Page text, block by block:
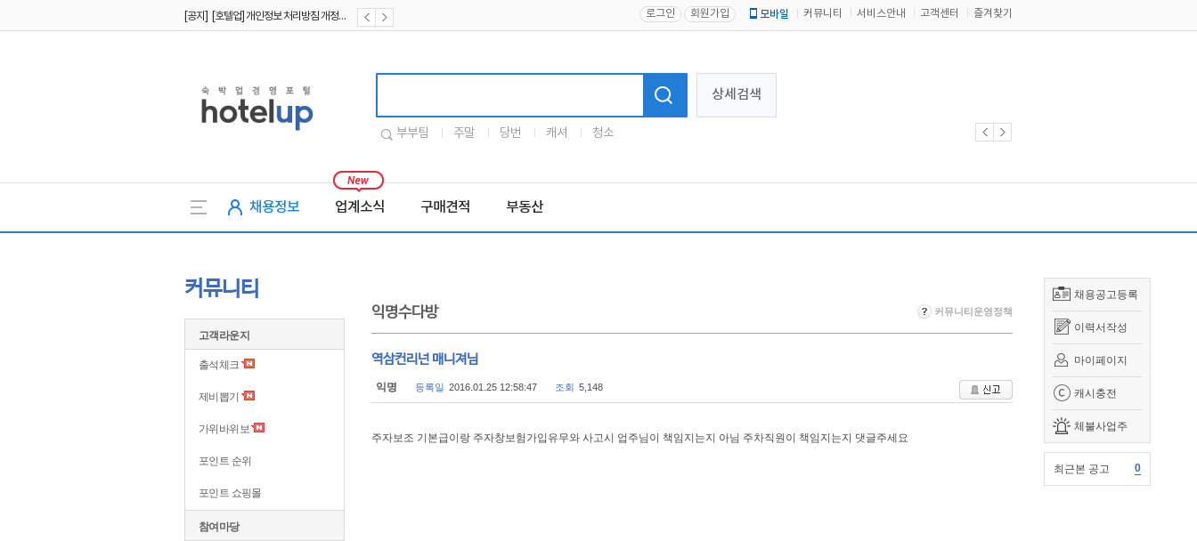
[공지] [호텔업] 개인정보 처리방침 개정본2 (19.09.02) 로그인 회원가입 모바일 커뮤니티 서비스안내 고객센터 즐겨찾기
상세검색
부부팀 주말 당번 캐셔 청소
채용정보 업계소식 구매견적 부동산
채용공고등록
이력서작성
마이페이지
캐시충전
체불사업주
최근본 공고 0
커뮤니티
고객라운지
출석체크
제비뽑기
가위바위보
포인트 순위
포인트 쇼핑몰
참여마당
익명수다방 커뮤니티운영정책
역삼컨리넌 매니져님
익명 등록일 2016.01.25 12:58:47 조회 5,148
주자보조 기본급이랑 주자창보험가입유무와 사고시 업주님이 책임지는지 아님 주차직원이 책임지는지 댓글주세요